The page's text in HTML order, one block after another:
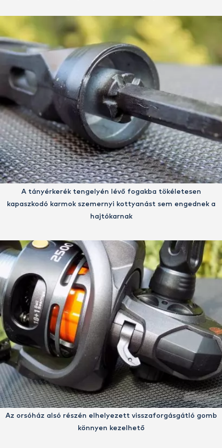
A tányérkerék tengelyén lévő fogakba tökéletesen
kapaszkodó karmok szemernyi kottyanást sem engednek a
hajtókarnak
Az orsóház alsó részén elhelyezett visszaforgásgátló gomb
könnyen kezelhető